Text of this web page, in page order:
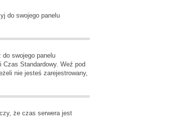
do swojego panelu
swojego panelu
Czas Standardowy. Weź pod
nie jesteś zarejestrowany,
że czas serwera jest